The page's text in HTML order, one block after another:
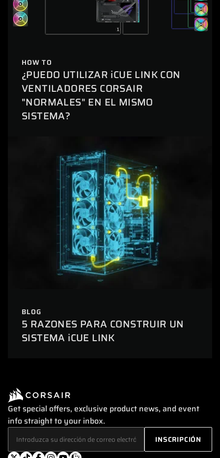
HOW TO
¿PUEDO UTILIZAR iCUE LINK CON
VENTILADORES CORSAIR
"NORMALES" EN EL MISMO
SISTEMA?
BLOG
5 RAZONES PARA CONSTRUIR UN
SISTEMA iCUE LINK
Get special offers, exclusive product news, and event
info straight to your inbox.